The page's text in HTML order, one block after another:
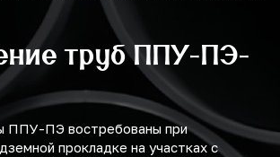
труб ППУ-ПЭ-
ППУ-ПЭ востребованы при
прокладке на участках с